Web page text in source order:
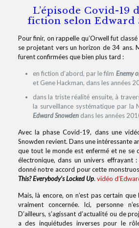
L’épisode Covid-19
fiction selon Edward
Pour finir, on rappelle qu’Orwell fut classé
se projetant vers un horizon de 34 ans.
furent confirmées que bien plus tard :
en fiction d’abord, par le film Enemy
et Gene Hackman, dans les années
dans la triste réalité ensuite, à
la surveillance systématique par la
Edward Snowdendans les années
Avec la phase Covid-19, dans une
Snowden revient. Dans une intéressante
que tout le monde est enfermé et ne se
électronique, dans un univers effrayant
donné notre accord pour cette
This? Everybody’s Locked Up. vidéo
Mais, là encore, on n’est pas certain que
vraiment concernée. Ici, personne
D’ailleurs, s’agissant d’actualité ou de
a des inquiétudes inverses pour le